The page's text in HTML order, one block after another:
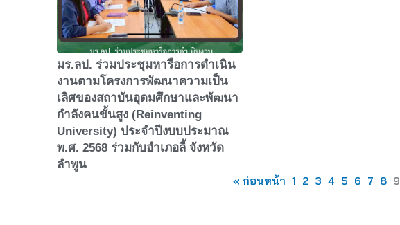
มร.ลป. ร่วมประชุมหารือการดำเนิน
งานตามโครงการพัฒนาความเป็น
เลิศของสถาบันอุดมศึกษาและพัฒนา
กำลังคนขั้นสูง (Reinventing
University) ประจำปีงบบประมาณ
พ.ศ. 2568 ร่วมกับอำเภอลี้ จังหวัด
ลำพูน
« ก่อนหน้า 1 2 3 4 5 6 7 8 9